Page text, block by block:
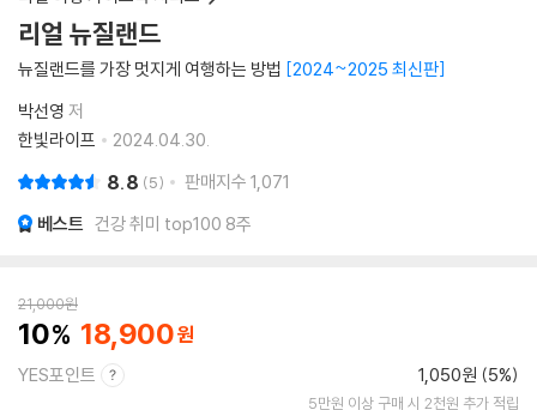
리얼 뉴질랜드
뉴질랜드를 가장 멋지게 여행하는 방법 2024~2025 최신판
박선영 저
한빛라이프
2024.04.30.
8.8 5 판매지수 1,071
베스트 건강 취미 top100 8주
21,000원
10 18,900
YES포인트 1,050원 (5%)
5만원 이상 구매 시 2천원 추가 적립